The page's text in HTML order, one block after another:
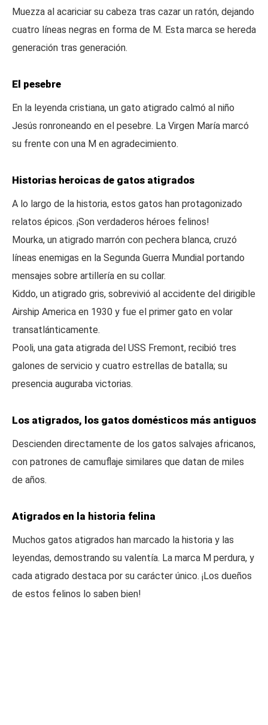
Muezza al acariciar su cabeza tras cazar un ratón, dejando
cuatro líneas negras en forma de M. Esta marca se hereda
generación tras generación.
El pesebre
En la leyenda cristiana, un gato atigrado calmó al niño
Jesús ronroneando en el pesebre. La Virgen María marcó
su frente con una M en agradecimiento.
Historias heroicas de gatos atigrados
A lo largo de la historia, estos gatos han protagonizado
relatos épicos. ¡Son verdaderos héroes felinos!
Mourka, un atigrado marrón con pechera blanca, cruzó
líneas enemigas en la Segunda Guerra Mundial portando
mensajes sobre artillería en su collar.
Kiddo, un atigrado gris, sobrevivió al accidente del dirigible
Airship America en 1930 y fue el primer gato en volar
transatlánticamente.
Pooli, una gata atigrada del USS Fremont, recibió tres
galones de servicio y cuatro estrellas de batalla; su
presencia auguraba victorias.
Los atigrados, los gatos domésticos más antiguos
Descienden directamente de los gatos salvajes africanos,
con patrones de camuflaje similares que datan de miles
de años.
Atigrados en la historia felina
Muchos gatos atigrados han marcado la historia y las
leyendas, demostrando su valentía. La marca M perdura, y
cada atigrado destaca por su carácter único. ¡Los dueños
de estos felinos lo saben bien!